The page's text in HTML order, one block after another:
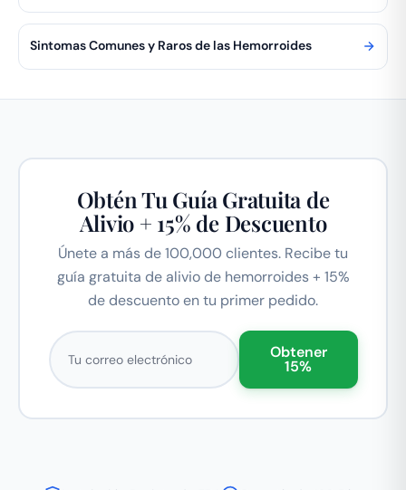
Sintomas Comunes y Raros de las Hemorroides
Obtén Tu Guía Gratuita de
Alivio + 15% de Descuento
Únete a más de 100,000 clientes. Recibe tu
guía gratuita de alivio de hemorroides + 15%
de descuento en tu primer pedido.
Correo electrónico
Obtener
15%